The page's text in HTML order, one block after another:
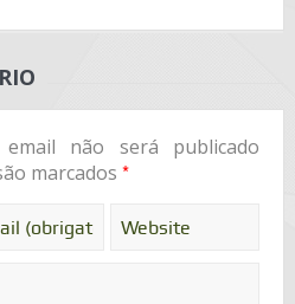
não será publicado
marcados *